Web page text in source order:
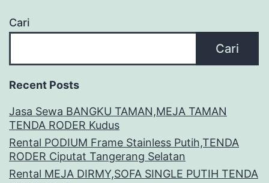
Cari
Cari
Recent Posts
Jasa Sewa BANGKU TAMAN,MEJA TAMAN
TENDA RODER Kudus
Rental PODIUM Frame Stainless Putih,TENDA
RODER Ciputat Tangerang Selatan
Rental MEJA DIRMY,SOFA SINGLE PUTIH TENDA